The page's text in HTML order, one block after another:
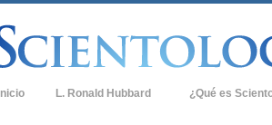
Inicio L. Ronald Hubbard ¿Qué es